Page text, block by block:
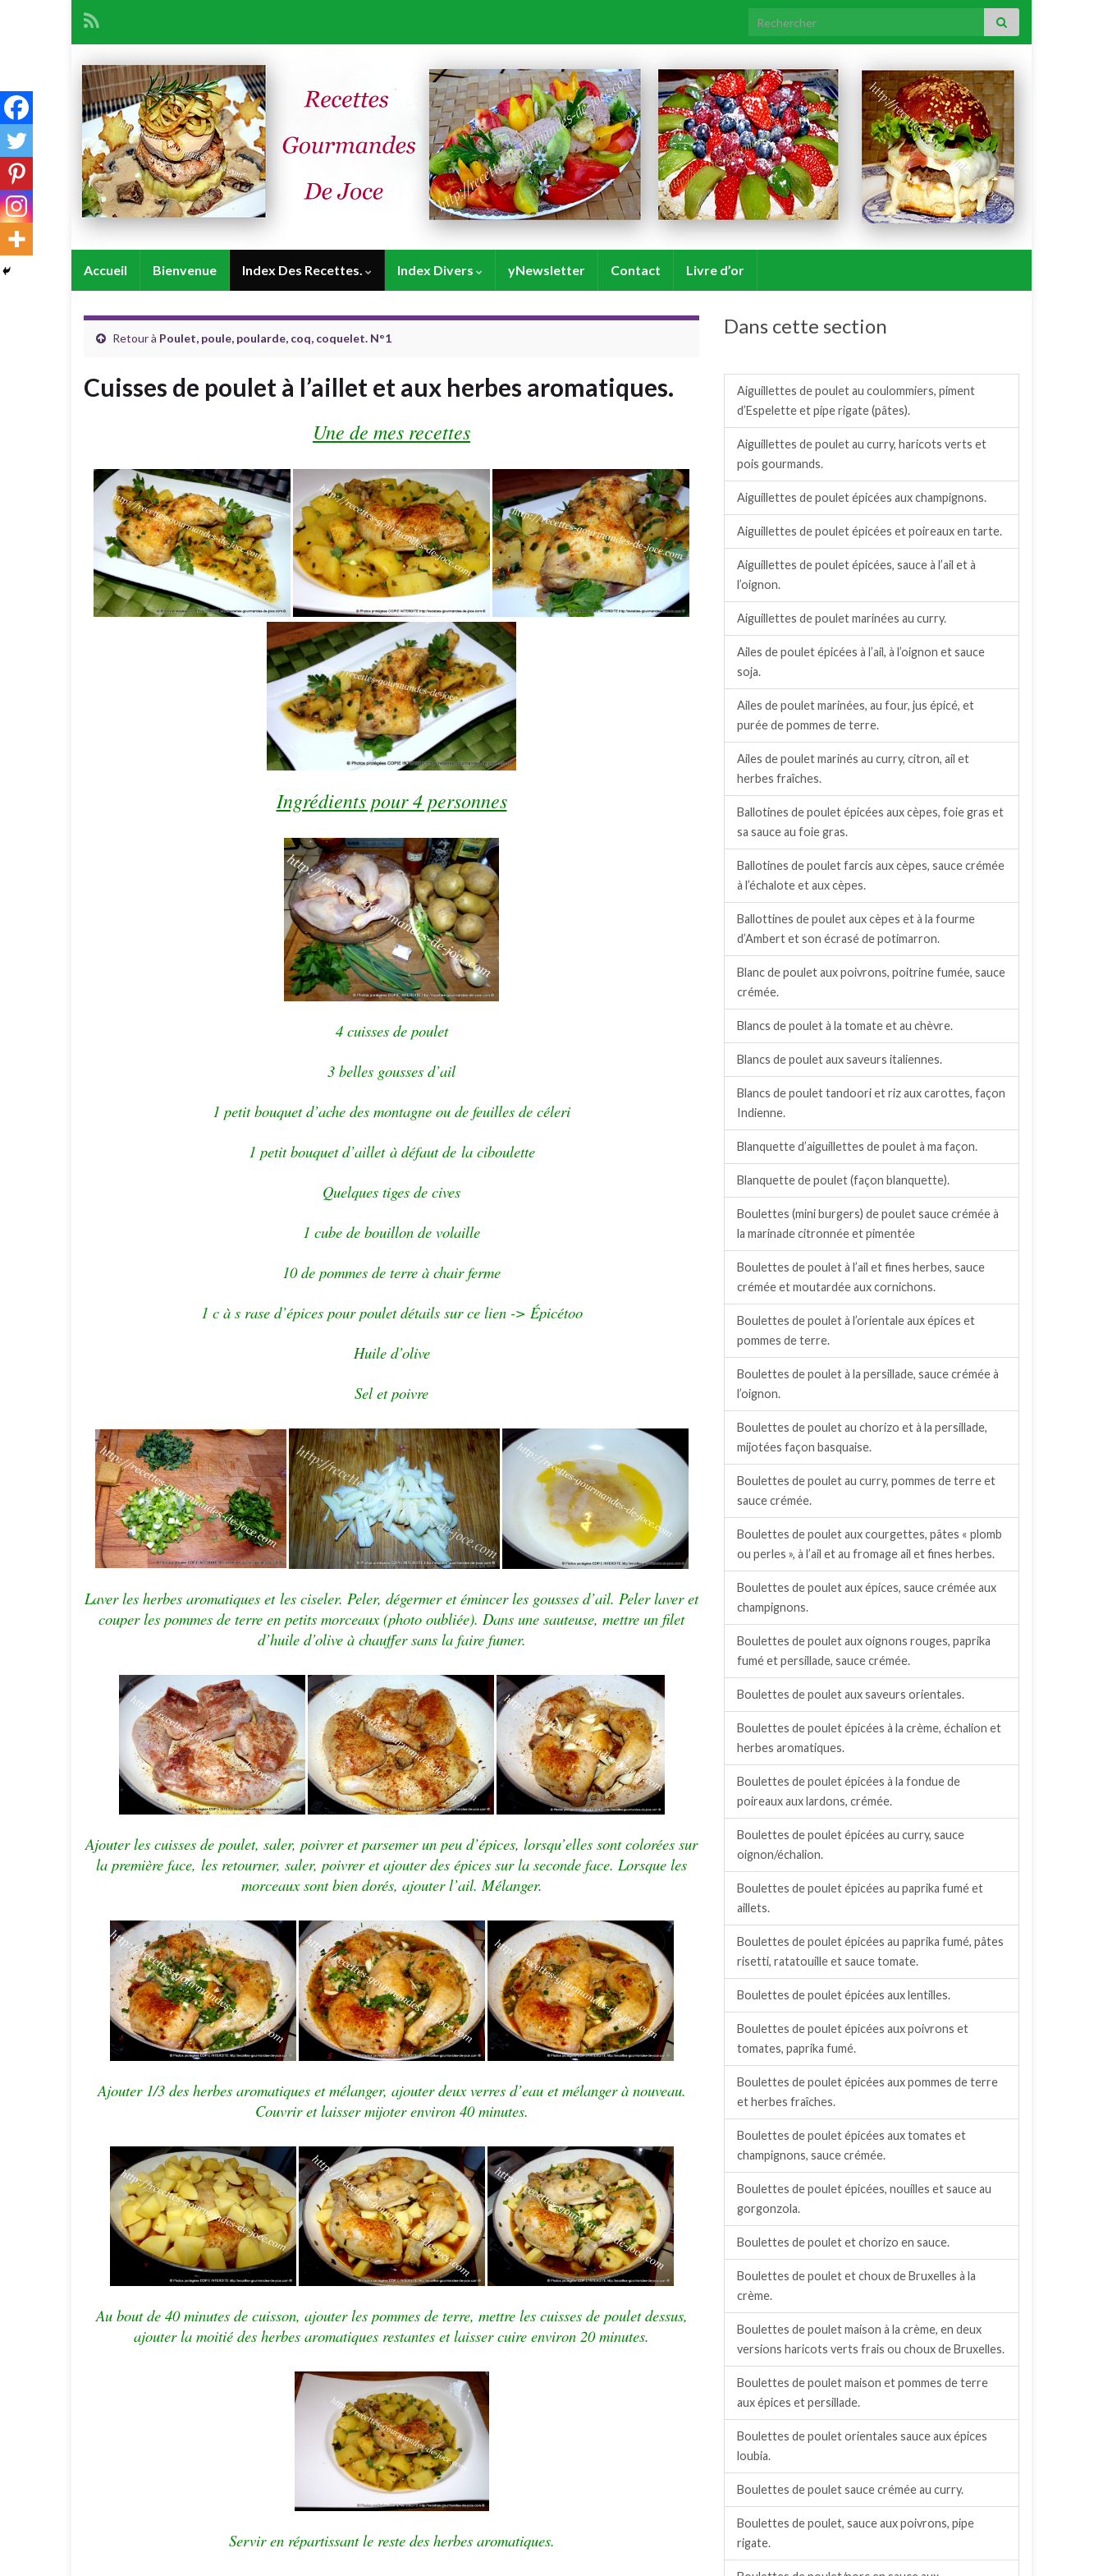
Search for:
Accueil Bienvenue Index Des Recettes. Index Divers yNewsletter Contact Livre d’or
Retour à Poulet, poule, poularde, coq, coquelet. N°1
Cuisses de poulet à l’aillet et aux herbes aromatiques.
Une de mes recettes
Ingrédients pour 4 personnes
4 cuisses de poulet
3 belles gousses d’ail
1 petit bouquet d’ache des montagne ou de feuilles de céleri
1 petit bouquet d’aillet à défaut de la ciboulette
Quelques tiges de cives
1 cube de bouillon de volaille
10 de pommes de terre à chair ferme
1 c à s rase d’épices pour poulet détails sur ce lien -> Épicétoo
Huile d’olive
Sel et poivre
Laver les herbes aromatiques et les ciseler. Peler, dégermer et émincer les gousses d’ail. Peler laver et
couper les pommes de terre en petits morceaux (photo oubliée). Dans une sauteuse, mettre un filet
d’huile d’olive à chauffer sans la faire fumer.
Ajouter les cuisses de poulet, saler, poivrer et parsemer un peu d’épices, lorsqu’elles sont colorées sur
la première face, les retourner, saler, poivrer et ajouter des épices sur la seconde face. Lorsque les
morceaux sont bien dorés, ajouter l’ail. Mélanger.
Ajouter 1/3 des herbes aromatiques et mélanger, ajouter deux verres d’eau et mélanger à nouveau.
Couvrir et laisser mijoter environ 40 minutes.
Au bout de 40 minutes de cuisson, ajouter les pommes de terre, mettre les cuisses de poulet dessus,
ajouter la moitié des herbes aromatiques restantes et laisser cuire environ 20 minutes.
Servir en répartissant le reste des herbes aromatiques.
Dans cette section
Aiguillettes de poulet au coulommiers, piment
d’Espelette et pipe rigate (pâtes).
Aiguillettes de poulet au curry, haricots verts et
pois gourmands.
Aiguillettes de poulet épicées aux champignons.
Aiguillettes de poulet épicées et poireaux en tarte.
Aiguillettes de poulet épicées, sauce à l’ail et à
l’oignon.
Aiguillettes de poulet marinées au curry.
Ailes de poulet épicées à l’ail, à l’oignon et sauce
soja.
Ailes de poulet marinées, au four, jus épicé, et
purée de pommes de terre.
Ailes de poulet marinés au curry, citron, ail et
herbes fraîches.
Ballotines de poulet épicées aux cèpes, foie gras et
sa sauce au foie gras.
Ballotines de poulet farcis aux cèpes, sauce crémée
à l’échalote et aux cèpes.
Ballottines de poulet aux cèpes et à la fourme
d’Ambert et son écrasé de potimarron.
Blanc de poulet aux poivrons, poitrine fumée, sauce
crémée.
Blancs de poulet à la tomate et au chèvre.
Blancs de poulet aux saveurs italiennes.
Blancs de poulet tandoori et riz aux carottes, façon
Indienne.
Blanquette d’aiguillettes de poulet à ma façon.
Blanquette de poulet (façon blanquette).
Boulettes (mini burgers) de poulet sauce crémée à
la marinade citronnée et pimentée
Boulettes de poulet à l’ail et fines herbes, sauce
crémée et moutardée aux cornichons.
Boulettes de poulet à l’orientale aux épices et
pommes de terre.
Boulettes de poulet à la persillade, sauce crémée à
l’oignon.
Boulettes de poulet au chorizo et à la persillade,
mijotées façon basquaise.
Boulettes de poulet au curry, pommes de terre et
sauce crémée.
Boulettes de poulet aux courgettes, pâtes « plomb
ou perles », à l’ail et au fromage ail et fines herbes.
Boulettes de poulet aux épices, sauce crémée aux
champignons.
Boulettes de poulet aux oignons rouges, paprika
fumé et persillade, sauce crémée.
Boulettes de poulet aux saveurs orientales.
Boulettes de poulet épicées à la crème, échalion et
herbes aromatiques.
Boulettes de poulet épicées à la fondue de
poireaux aux lardons, crémée.
Boulettes de poulet épicées au curry, sauce
oignon/échalion.
Boulettes de poulet épicées au paprika fumé et
aillets.
Boulettes de poulet épicées au paprika fumé, pâtes
risetti, ratatouille et sauce tomate.
Boulettes de poulet épicées aux lentilles.
Boulettes de poulet épicées aux poivrons et
tomates, paprika fumé.
Boulettes de poulet épicées aux pommes de terre
et herbes fraîches.
Boulettes de poulet épicées aux tomates et
champignons, sauce crémée.
Boulettes de poulet épicées, nouilles et sauce au
gorgonzola.
Boulettes de poulet et chorizo en sauce.
Boulettes de poulet et choux de Bruxelles à la
crème.
Boulettes de poulet maison à la crème, en deux
versions haricots verts frais ou choux de Bruxelles.
Boulettes de poulet maison et pommes de terre
aux épices et persillade.
Boulettes de poulet orientales sauce aux épices
loubia.
Boulettes de poulet sauce crémée au curry.
Boulettes de poulet, sauce aux poivrons, pipe
rigate.